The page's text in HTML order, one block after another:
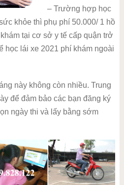
– Trường hợp học
khỏe thì phụ phí 50.000/ 1 hồ
tại cơ sở y tế cấp quận trở
học lái xe 2021 phí khám ngoài
này không còn nhiều. Trung
để đảm bảo các bạn đăng ký
ngày thi và lấy bằng sớm